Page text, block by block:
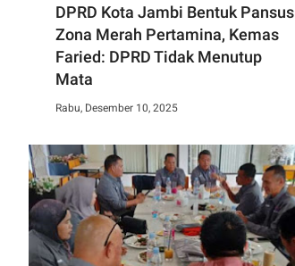
DPRD Kota Jambi Bentuk Pansus
Zona Merah Pertamina, Kemas
Faried: DPRD Tidak Menutup
Mata
Rabu, Desember 10, 2025